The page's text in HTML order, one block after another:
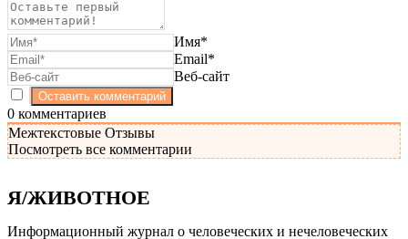
Имя*
Email*
Веб-сайт
0 комментариев
Межтекстовые Отзывы
Посмотреть все комментарии
Я/ЖИВОТНОЕ
Информационный журнал о человеческих и нечеловеческих